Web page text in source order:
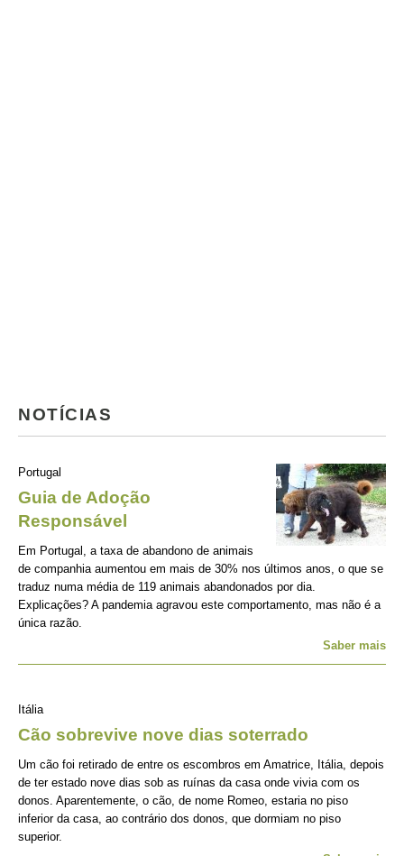
NOTÍCIAS
Portugal
Guia de Adoção
Responsável
Em Portugal, a taxa de abandono de animais
de companhia aumentou em mais de 30% nos últimos anos, o que se
traduz numa média de 119 animais abandonados por dia.
Explicações? A pandemia agravou este comportamento, mas não é a
única razão.
Saber mais
Itália
Cão sobrevive nove dias soterrado
Um cão foi retirado de entre os escombros em Amatrice, Itália, depois
de ter estado nove dias sob as ruínas da casa onde vivia com os
donos. Aparentemente, o cão, de nome Romeo, estaria no piso
inferior da casa, ao contrário dos donos, que dormiam no piso
superior.